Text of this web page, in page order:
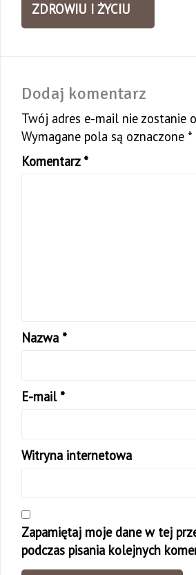
ZDROWIU I ŻYCIU
Dodaj komentarz
Twój adres e-mail nie zostanie
Wymagane pola są oznaczone *
Komentarz *
Nazwa *
E-mail *
Witryna internetowa
Zapamiętaj moje dane w tej
podczas pisania kolejnych